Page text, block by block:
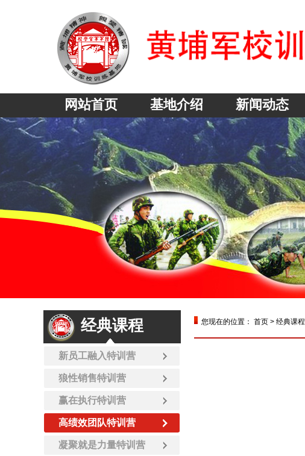
网站首页 基地介绍 新闻动态
经典课程
新员工融入特训营
狼性销售特训营
赢在执行特训营
高绩效团队特训营
凝聚就是力量特训营
您现在的位置： 首页 > 经典课程